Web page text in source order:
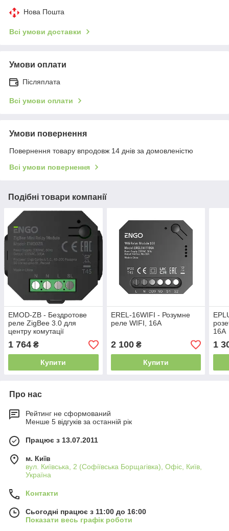
Нова Пошта
Всі умови доставки
Умови оплати
Післяплата
Всі умови оплати
Умови повернення
Повернення товару впродовж 14 днів за домовленістю
Всі умови повернення
Подібні товари компанії
EMOD-ZB - Бездротове
реле ZigBee 3.0 для
центру комутації
ECB08M230
1 764 ₴
Купити
EREL-16WIFI - Розумне
реле WIFI, 16А
2 100₴
Купити
16А
1
Про нас
Рейтинг не сформований
Менше 5 відгуків за останній рік
Працює з 13.07.2011
м. Київ
вул. Київська, 2 (Софіївська Борщагівка), Офіс, Київ,
Україна
Контакти
Сьогодні працює з 11:00 до 16:00
Показати весь графік роботи